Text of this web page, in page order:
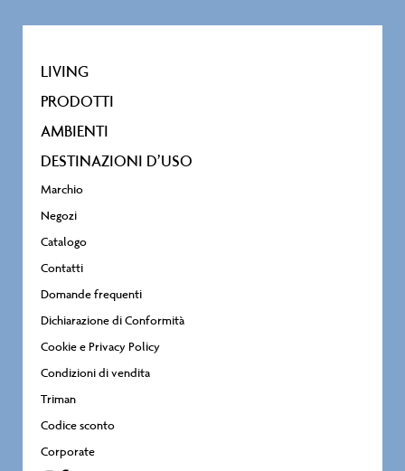
LIVING
PRODOTTI
AMBIENTI
DESTINAZIONI D’USO
Marchio
Negozi
Catalogo
Contatti
Domande frequenti
Dichiarazione di Conformità
Cookie e Privacy Policy
Condizioni di vendita
Triman
Codice sconto
Corporate